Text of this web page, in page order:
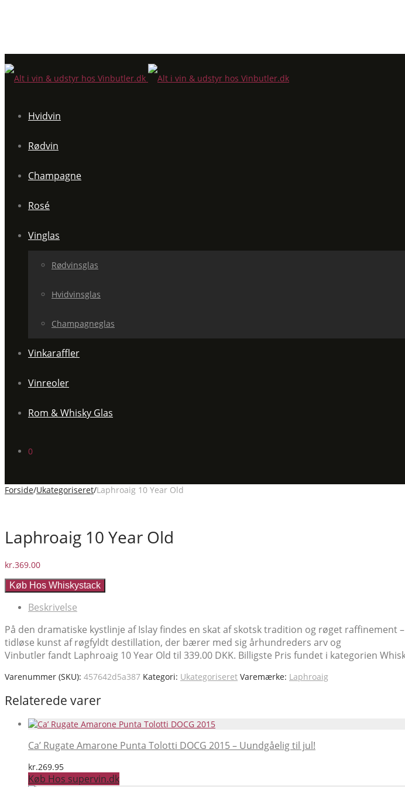
Hvidvin
Rødvin
Champagne
Rosé
Vinglas
Rødvinsglas
Hvidvinsglas
Champagneglas
Vinkaraffler
Vinreoler
Rom & Whisky Glas
0
Forside/Ukategoriseret/Laphroaig 10 Year Old
Laphroaig 10 Year Old
kr.369.00
Køb Hos Whiskystack
Beskrivelse
På den dramatiske kystlinje af Islay findes en skat af skotsk tradition og røget raffinement
tidløse kunst af røgfyldt destillation, der bærer med sig århundreders arv og
Vinbutler fandt Laphroaig 10 Year Old til 339.00 DKK. Billigste Pris fundet i kategorien
Varenummer (SKU): 457642d5a387 Kategori: Ukategoriseret Varemærke: Laphroaig
Relaterede varer
Ca’ Rugate Amarone Punta Tolotti DOCG 2015 – Uundgåelig til jul!
kr.269.95
Køb Hos supervin.dk